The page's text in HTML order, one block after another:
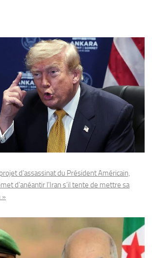
d’assassinat du Président Américain,
d’anéantir l’Iran s’il tente de mettre sa
»